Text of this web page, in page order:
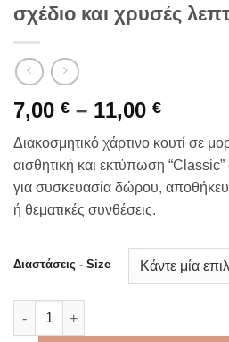
σχέδιο και χρυσές
7,00 € – 11,00 €Price
range:
7,00 €
11,00 €
Διακοσμητικό χάρτινο κουτί σε
αισθητική και εκτύπωση
για συσκευασία δώρου,
ή θεματικές συνθέσεις.
Διαστάσεις - Size
Χάρτινο κουτί βιβλίο Classic με